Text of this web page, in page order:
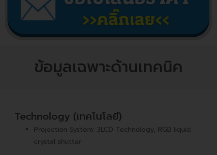
ข้อมูลเฉพาะด้านเทคนิค
Technology (เทคโนโลยี)
Projection System: 3LCD Technology, RGB liquid
crystal shutter